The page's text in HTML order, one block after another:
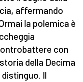
affermando
la polemica è
con
della Decima
Il